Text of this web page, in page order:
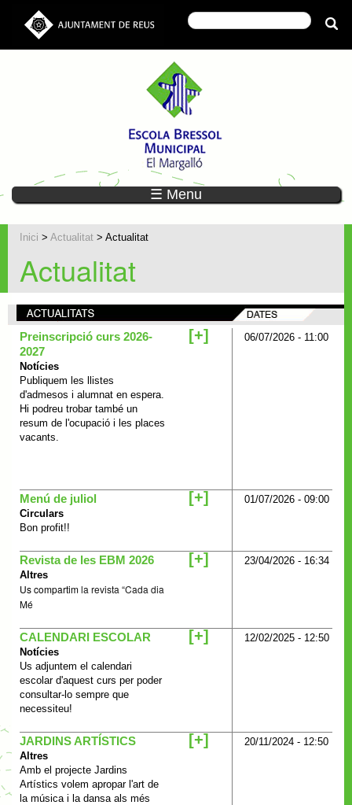
☰ Menu
Inici > Actualitat > Actualitat
Actualitat
Preinscripció curs 2026-
2027
Notícies
Publiquem les llistes
d'admesos i alumnat en espera.
Hi podreu trobar també un
resum de l'ocupació i les places
vacants.
[+] 06/07/2026 - 11:00
Menú de juliol
Circulars
Bon profit!!
[+] 01/07/2026 - 09:00
Revista de les EBM 2026
Altres
Us compartimla revista “Cada dia
Mé
[+] 23/04/2026 - 16:34
CALENDARI ESCOLAR
Notícies
Us adjuntem el calendari
escolar d'aquest curs per poder
consultar-lo sempre que
necessiteu!
[+] 12/02/2025 - 12:50
JARDINS ARTÍSTICS
Altres
Amb el projecte Jardins
Artístics volem apropar l'art de
la música i la dansa als més
[+] 20/11/2024 - 12:50